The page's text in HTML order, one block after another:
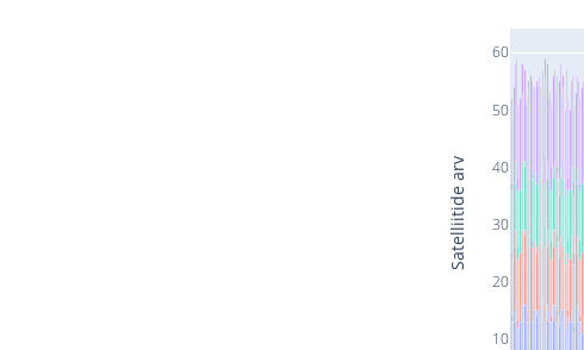
10
20
30
40
50
60
Satelliitide arv